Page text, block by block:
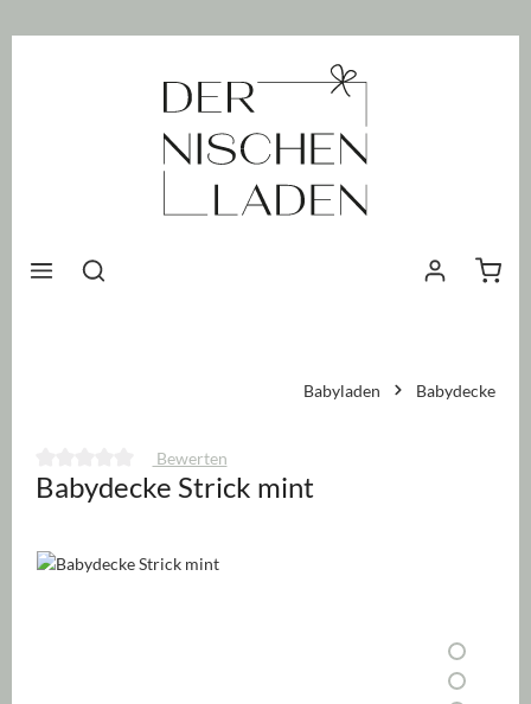
Babyladen Babydecke
Durchschnittliche Bewertung von 0 von 5 Sternen
Bewerten
Babydecke Strick mint
Bildergalerie überspringen